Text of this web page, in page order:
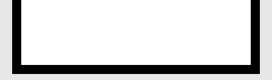
C.C.S. La Paz